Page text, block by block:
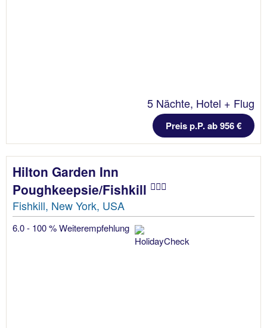
5 Nächte, Hotel + Flug
Preis p.P. ab 956 €
Hilton Garden Inn
Poughkeepsie/Fishkill
Fishkill, New York, USA
6.0 - 100 % Weiterempfehlung